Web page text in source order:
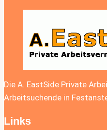
Die A. EastSide Private
Arbeitsuchende in
Links